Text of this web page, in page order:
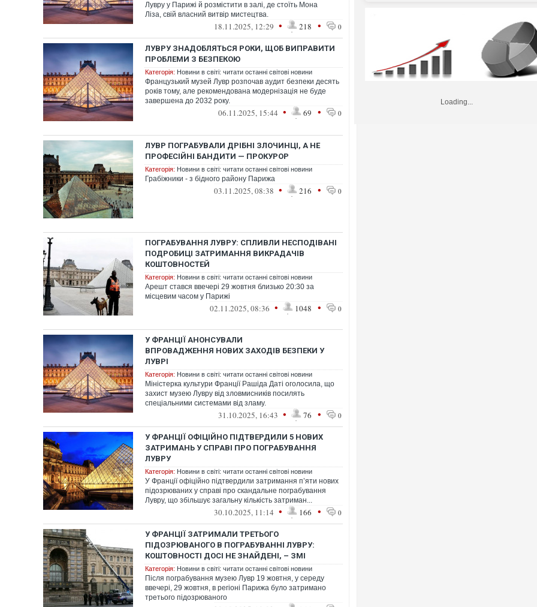
Лувру у Парижі й розмістити в залі, де стоїть Мона
Ліза, свій власний витвір мистецтва.
18.11.2025, 12:29 • 218 • 0
ЛУВРУ ЗНАДОБЛЯТЬСЯ РОКИ, ЩОБ ВИПРАВИТИ
ПРОБЛЕМИ З БЕЗПЕКОЮ
Категорія: Новини в світі: читати останні світові новини
Французький музей Лувр розпочав аудит безпеки десять
років тому, але рекомендована модернізація не буде
завершена до 2032 року.
06.11.2025, 15:44 • 69 • 0
ЛУВР ПОГРАБУВАЛИ ДРІБНІ ЗЛОЧИНЦІ, А НЕ
ПРОФЕСІЙНІ БАНДИТИ — ПРОКУРОР
Категорія: Новини в світі: читати останні світові новини
Грабіжники - з бідного району Парижа
03.11.2025, 08:38 • 216 • 0
ПОГРАБУВАННЯ ЛУВРУ: СПЛИВЛИ НЕСПОДІВАНІ
ПОДРОБИЦІ ЗАТРИМАННЯ ВИКРАДАЧІВ
КОШТОВНОСТЕЙ
Категорія: Новини в світі: читати останні світові новини
Арешт стався ввечері 29 жовтня близько 20:30 за
місцевим часом у Парижі
02.11.2025, 08:36 • 1048 • 0
У ФРАНЦІЇ АНОНСУВАЛИ
ВПРОВАДЖЕННЯ НОВИХ ЗАХОДІВ БЕЗПЕКИ У
ЛУВРІ
Категорія: Новини в світі: читати останні світові новини
Міністерка культури Франції Рашіда Даті оголосила, що
захист музею Лувру від зловмисників посилять
спеціальними системами від зламу.
31.10.2025, 16:43 • 76 • 0
У ФРАНЦІЇ ОФІЦІЙНО ПІДТВЕРДИЛИ 5 НОВИХ
ЗАТРИМАНЬ У СПРАВІ ПРО ПОГРАБУВАННЯ
ЛУВРУ
Категорія: Новини в світі: читати останні світові новини
У Франції офіційно підтвердили затримання п’яти нових
підозрюваних у справі про скандальне пограбування
Лувру, що збільшує загальну кількість затриман...
30.10.2025, 11:14 • 166 • 0
У ФРАНЦІЇ ЗАТРИМАЛИ ТРЕТЬОГО
ПІДОЗРЮВАНОГО В ПОГРАБУВАННІ ЛУВРУ:
КОШТОВНОСТІ ДОСІ НЕ ЗНАЙДЕНІ, – ЗМІ
Категорія: Новини в світі: читати останні світові новини
Після пограбування музею Лувр 19 жовтня, у середу
ввечері, 29 жовтня, в регіоні Парижа було затримано
третього підозрюваного
Loading...
Росія атакувала Суми
торговельний центр,
Топпосадовцю